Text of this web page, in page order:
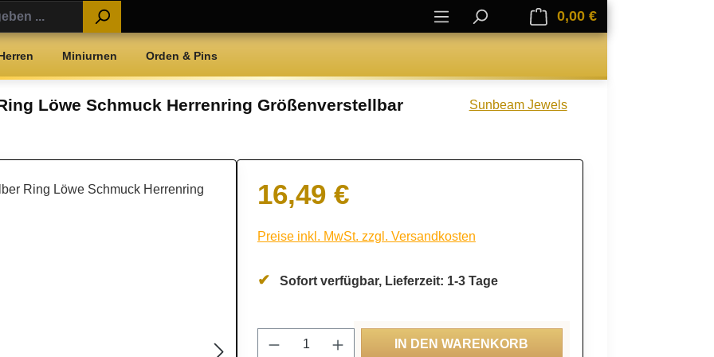
0,00 €Warenkorb enthält
Miniurnen Orden & Pins
Löwe Schmuck Herrenring Größenverstellbar Sunbeam Jewels
Regulärer Preis:
16,49 €
Preise inkl. MwSt. zzgl. Versandkosten
Sofort verfügbar, Lieferzeit: 1-3 Tage
Produkt Anzahl: Gib den gewünschten Wert ein
IN DEN WARENKORB